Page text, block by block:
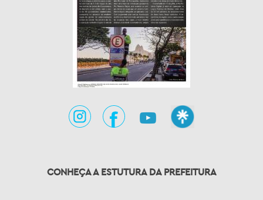
CONHEÇA A ESTUTURA DA PREFEITURA